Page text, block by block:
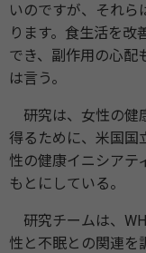
いのですが、それら
ります。食生活を
でき、副作用の心配
は言う。
研究は、女性の健
得るために、米国国
性の健康イニシアテ
もとにしている。
研究チームは、
性と不眠との関連を